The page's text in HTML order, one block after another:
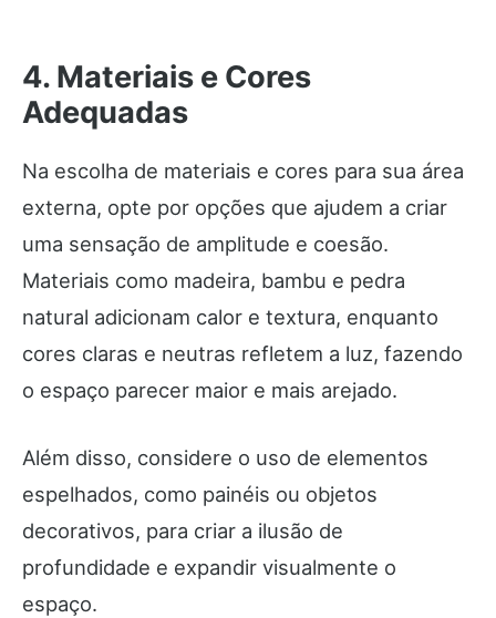
4. Materiais e Cores
Adequadas
Na escolha de materiais e cores para sua área
externa, opte por opções que ajudem a criar
uma sensação de amplitude e coesão.
Materiais como madeira, bambu e pedra
natural adicionam calor e textura, enquanto
cores claras e neutras refletem a luz, fazendo
o espaço parecer maior e mais arejado.
Além disso, considere o uso de elementos
espelhados, como painéis ou objetos
decorativos, para criar a ilusão de
profundidade e expandir visualmente o
espaço.